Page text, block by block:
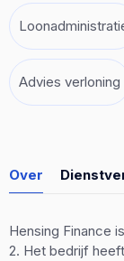
Advies verloning
Over
Hensing Finance
2. Het bedrijf